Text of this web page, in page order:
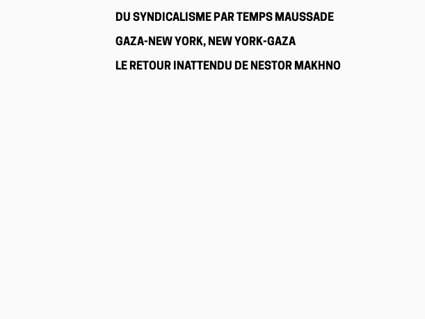
DU SYNDICALISME PAR TEMPS MAUSSADE
GAZA-NEW YORK, NEW YORK-GAZA
LE RETOUR INATTENDU DE NESTOR MAKHNO